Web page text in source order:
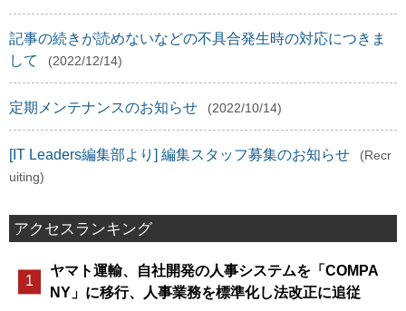
記事の続きが読めないなどの不具合発生時の対応につきま
して
(2022/12/14)
定期メンテナンスのお知らせ (2022/10/14)
[IT Leaders編集部より] 編集スタッフ募集のお知らせ
(Recr
uiting)
アクセスランキング
ヤマト運輸、自社開発の人事システムを「COMPA
NY」に移行、人事業務を標準化し法改正に追従